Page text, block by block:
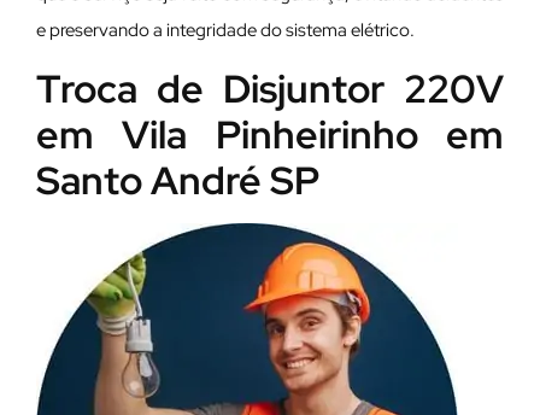
e preservando a integridade do sistema elétrico.
Troca de Disjuntor 220V
em Vila Pinheirinho em
Santo André SP